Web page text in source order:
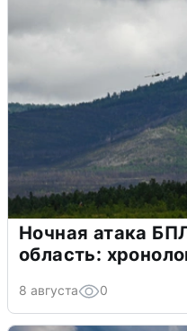
Ночная атака
область:
8 августа 0